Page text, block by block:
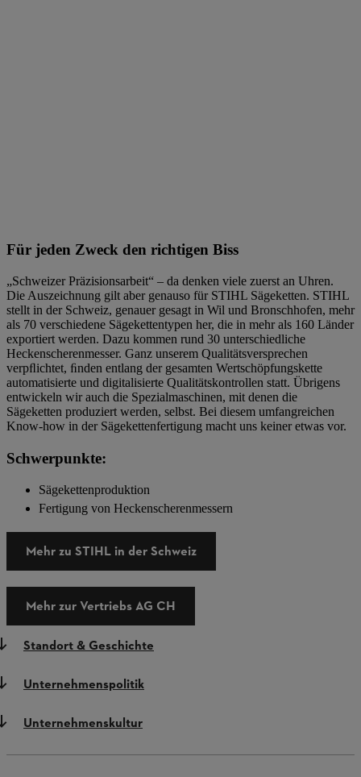
Für jeden Zweck den richtigen Biss
„Schweizer Präzisionsarbeit“ – da denken viele zuerst an Uhren.
Die Auszeichnung gilt aber genauso für STIHL Sägeketten. STIHL
stellt in der Schweiz, genauer gesagt in Wil und Bronschhofen, mehr
als 70 verschiedene Sägekettentypen her, die in mehr als 160 Länder
exportiert werden. Dazu kommen rund 30 unterschiedliche
Heckenscherenmesser. Ganz unserem Qualitätsversprechen
verpﬂichtet, ﬁnden entlang der gesamten Wertschöpfungskette
automatisierte und digitalisierte Qualitätskontrollen statt. Übrigens
entwickeln wir auch die Spezialmaschinen, mit denen die
Sägeketten produziert werden, selbst. Bei diesem umfangreichen
Know-how in der Sägekettenfertigung macht uns keiner etwas vor.
Schwerpunkte:
Sägekettenproduktion
Fertigung von Heckenscherenmessern
Mehr zu STIHL in der Schweiz
Mehr zur Vertriebs AG CH
Standort & Geschichte
Unternehmenspolitik
Unternehmenskultur